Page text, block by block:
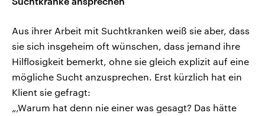
Aus ihrer Arbeit mit Suchtkranken weiß sie aber, dass
sie sich insgeheim oft wünschen, dass jemand ihre
Hilflosigkeit bemerkt, ohne sie gleich explizit auf eine
mögliche Sucht anzusprechen. Erst kürzlich hat ein
Klient sie gefragt:
„‚Warum hat denn nie einer was gesagt? Das hätte